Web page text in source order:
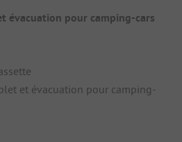
évacuation pour camping-cars
et évacuation pour camping-